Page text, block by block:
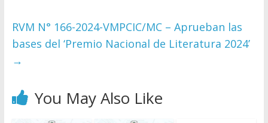
RVM N° 166-2024-VMPCIC/MC – Aprueban las
bases del ‘Premio Nacional de Literatura 2024’
→
You May Also Like